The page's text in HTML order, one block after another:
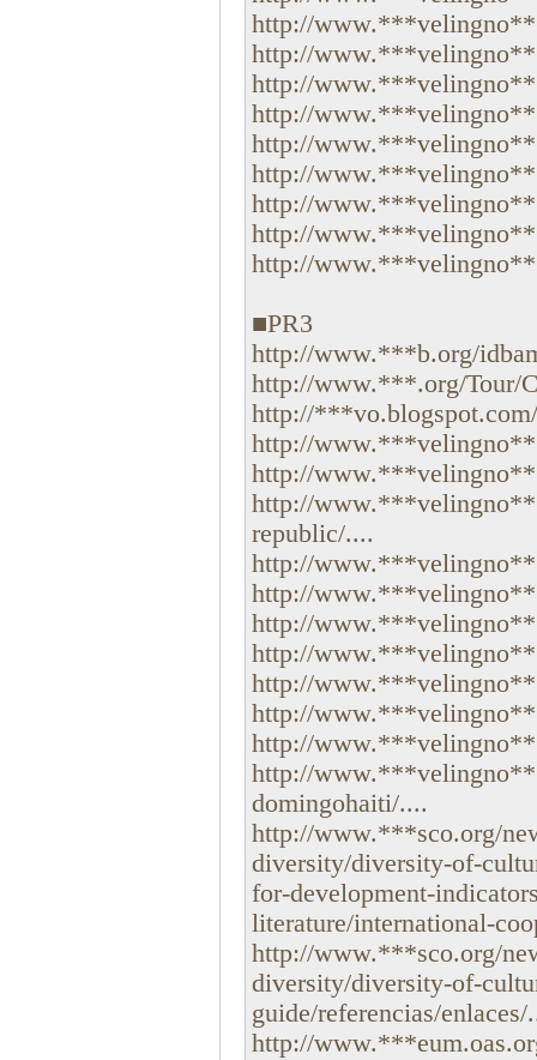
http://
http://
http://
http://
http://
http://
http://
http://
http://
■PR3
http://www.***b.org/
http://www.***.org/Tour/
http://
http://
http://
http://
republic/....
http://
http://
http://
http://
http://
http://
http://
http://
domingohaiti/....
http://www.***sco.org/
diversity/diversity-of-
for-development-
literature/international-
http://www.***sco.org/
diversity/diversity-of-
guide/referencias/enlaces/
http://